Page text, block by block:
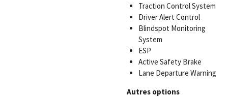
Traction Control System
Driver Alert Control
Blindspot Monitoring
System
ESP
Active Safety Brake
Lane Departure Warning
Autres options